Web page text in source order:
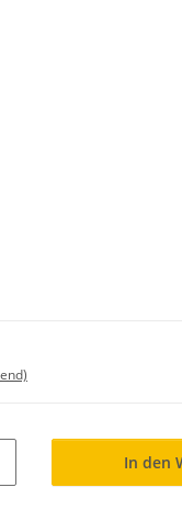
In den